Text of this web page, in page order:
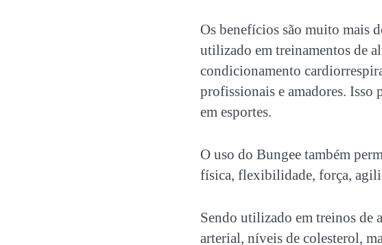
Os benefícios são muito mais
utilizado em treinamentos de
condicionamento
profissionais e amadores.
em esportes.
O uso do Bungee também
física, flexibilidade, força,
Sendo utilizado em treinos de
arterial, níveis de colesterol,